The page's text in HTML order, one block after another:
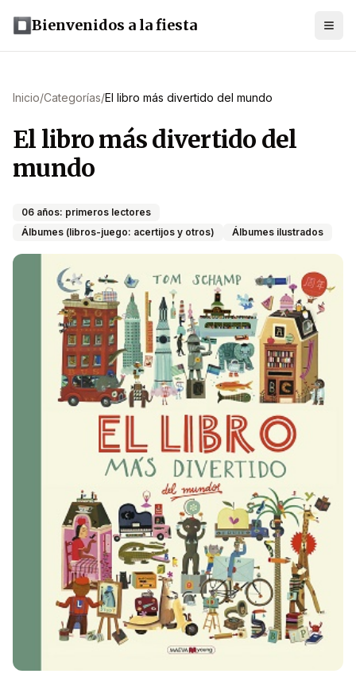
Bienvenidos a la fiesta
Inicio/Categorías/El libro más divertido del mundo
El libro más divertido del
mundo
06 años: primeros lectores
Álbumes (libros-juego: acertijos y otros)
Álbumes ilustrados